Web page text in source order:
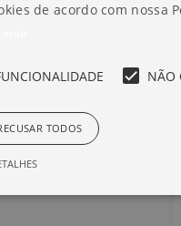
de acordo com nossa
NÃO
TODOS